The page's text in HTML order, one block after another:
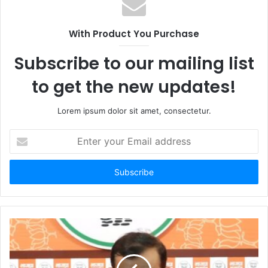
With Product You Purchase
Subscribe to our mailing list
to get the new updates!
Lorem ipsum dolor sit amet, consectetur.
your
Email